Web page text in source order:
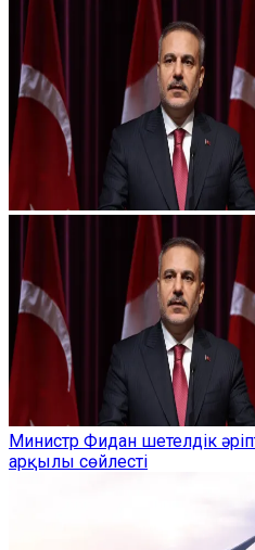
Министр Фидан шетелдік
арқылы сөйлесті